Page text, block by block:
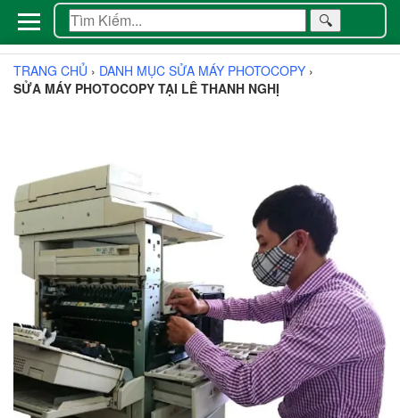
🔍
TRANG CHỦ › DANH MỤC SỬA MÁY PHOTOCOPY ›
SỬA MÁY PHOTOCOPY TẠI LÊ THANH NGHỊ